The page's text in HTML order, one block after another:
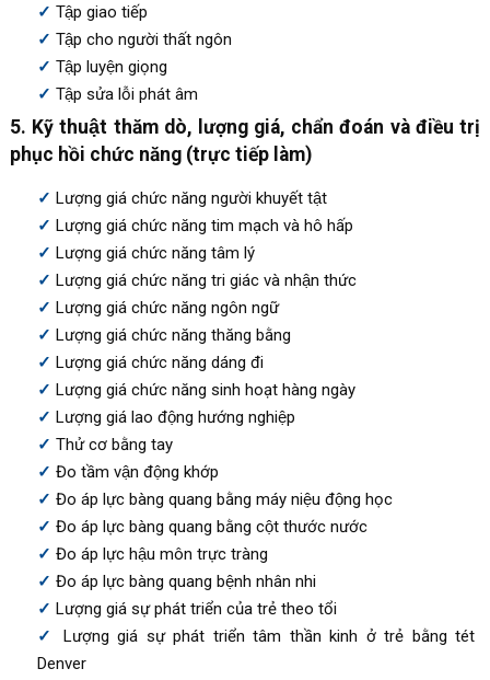
Tập giao tiếp
Tập cho người thất ngôn
Tập luyện giọng
Tập sửa lỗi phát âm
5. Kỹ thuật thăm dò, lượng giá, chẩn đoán và điều trị
phục hồi chức năng (trực tiếp làm)
Lượng giá chức năng người khuyết tật
Lượng giá chức năng tim mạch và hô hấp
Lượng giá chức năng tâm lý
Lượng giá chức năng tri giác và nhận thức
Lượng giá chức năng ngôn ngữ
Lượng giá chức năng thăng bằng
Lượng giá chức năng dáng đi
Lượng giá chức năng sinh hoạt hàng ngày
Lượng giá lao động hướng nghiệp
Thử cơ bằng tay
Đo tầm vận động khớp
Đo áp lực bàng quang bằng máy niệu động học
Đo áp lực bàng quang bằng cột thước nước
Đo áp lực hậu môn trực tràng
Đo áp lực bàng quang bệnh nhân nhi
Lượng giá sự phát triển của trẻ theo tổi
Lượng giá sự phát triển tâm thần kinh ở trẻ bằng tét
Denver